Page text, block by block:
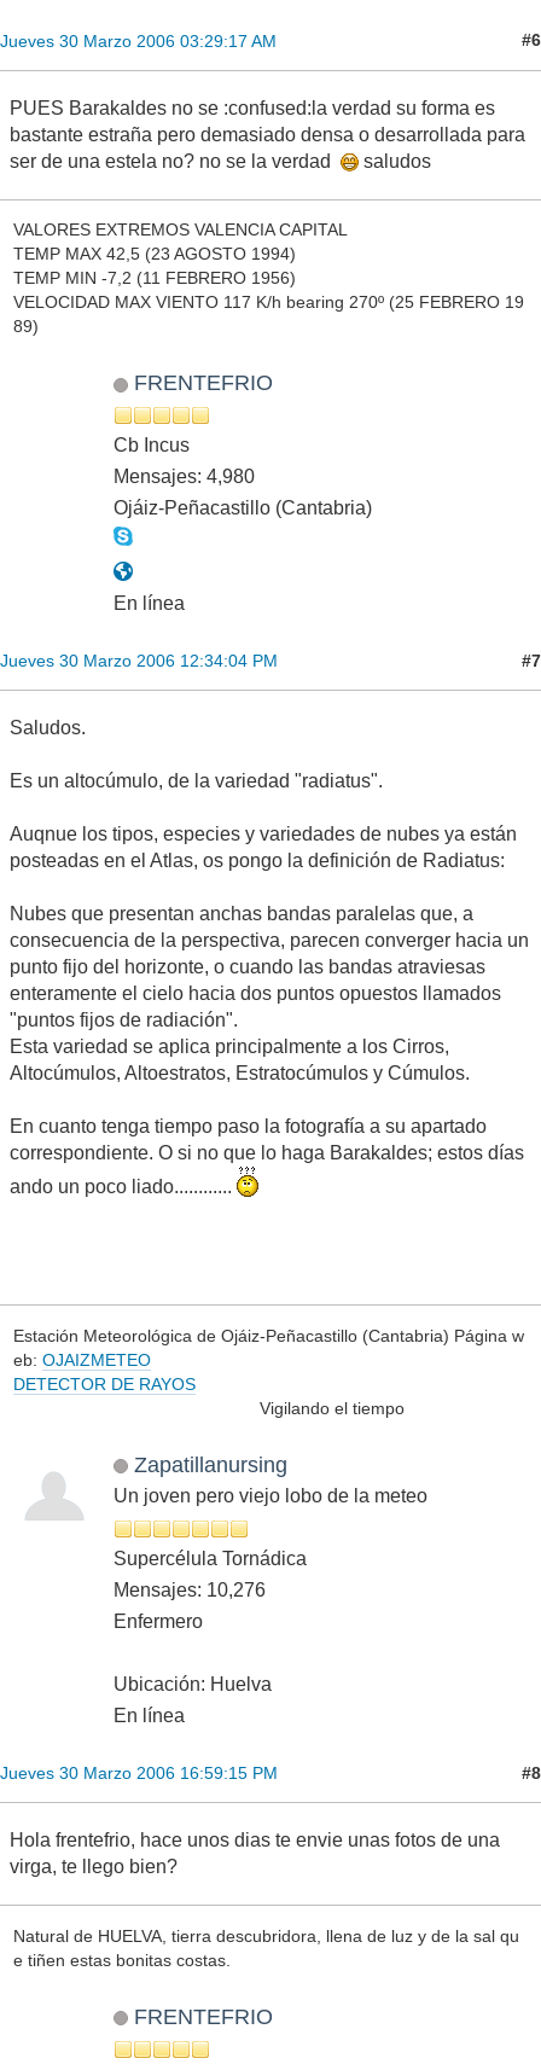
Jueves 30 Marzo 2006 03:29:17 AM #6
PUES Barakaldes no se :confused:la verdad su forma es
bastante estraña pero demasiado densa o desarrollada para
ser de una estela no? no se la verdad
saludos
VALORES EXTREMOS VALENCIA CAPITAL
TEMP MAX 42,5 (23 AGOSTO 1994)
TEMP MIN -7,2 (11 FEBRERO 1956)
VELOCIDAD MAX VIENTO 117 K/h bearing 270º (25 FEBRERO 19
89)
FRENTEFRIO
Cb Incus
Mensajes: 4,980
Ojáiz-Peñacastillo (Cantabria)
En línea
Jueves 30 Marzo 2006 12:34:04 PM #7
Saludos.
Es un altocúmulo, de la variedad "radiatus".
Auqnue los tipos, especies y variedades de nubes ya están
posteadas en el Atlas, os pongo la definición de Radiatus:
Nubes que presentan anchas bandas paralelas que, a
consecuencia de la perspectiva, parecen converger hacia un
punto fijo del horizonte, o cuando las bandas atraviesas
enteramente el cielo hacia dos puntos opuestos llamados
"puntos fijos de radiación".
Esta variedad se aplica principalmente a los Cirros,
Altocúmulos, Altoestratos, Estratocúmulos y Cúmulos.
En cuanto tenga tiempo paso la fotografía a su apartado
correspondiente. O si no que lo haga Barakaldes; estos días
ando un poco liado............
Estación Meteorológica de Ojáiz-Peñacastillo (Cantabria) Página w
eb: OJAIZMETEO
DETECTOR DE RAYOS
Vigilando el tiempo
Zapatillanursing
Un joven pero viejo lobo de la meteo
Supercélula Tornádica
Mensajes: 10,276
Enfermero
Ubicación: Huelva
En línea
Jueves 30 Marzo 2006 16:59:15 PM #8
Hola frentefrio, hace unos dias te envie unas fotos de una
virga, te llego bien?
Natural de HUELVA, tierra descubridora, llena de luz y de la sal qu
e tiñen estas bonitas costas.
FRENTEFRIO